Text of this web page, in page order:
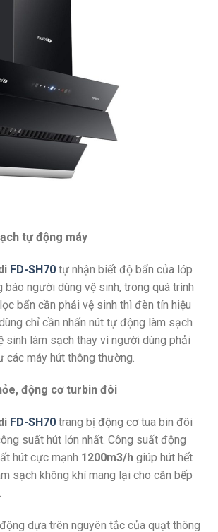
tự động máy
FD-SH70 tự nhận biết độ bẩn của lớp
báo người dùng vệ sinh, trong quá trình
bẩn cần phải vệ sinh thì đèn tín hiệu
chỉ cần nhấn nút tự động làm sạch
sinh làm sạch thay vì người dùng phải
các máy hút thông thường.
động cơ turbin đôi
FD-SH70 trang bị động cơ tua bin đôi
suất hút lớn nhất. Công suất động
hút cực mạnh 1200m3/h giúp hút hết
sạch không khí mang lại cho căn bếp
dựa trên nguyên tắc của quạt thông